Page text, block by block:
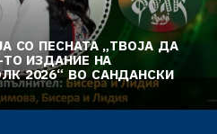
СО ПЕСНАТА „ТВОЈА ДА
ТО ИЗДАНИЕ НА
2026“ ВО САНДАНСКИ